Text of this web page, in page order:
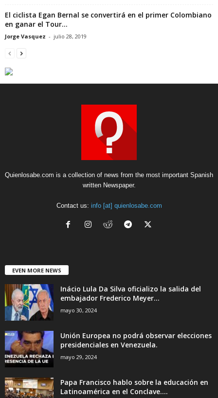
El ciclista Egan Bernal se convertirá en el primer Colombiano
en ganar el Tour...
Jorge Vasquez - julio 28, 2019
Quienlosabe.com is a collection of news from the most important Spanish
written Newspaper.
Contact us: info [at] quienlosabe.com
EVEN MORE NEWS
Inácio Lula Da Silva oficializo la salida del
embajador Frederico Meyer...
mayo 30, 2024
Unión Europea no podrá observar elecciones
presidenciales en Venezuela.
mayo 29, 2024
Papa Francisco hablo sobre la educación en
Latinoamérica en el Conclave....